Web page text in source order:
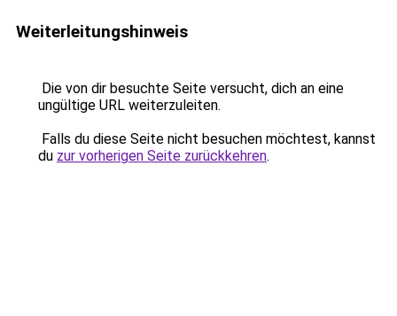
Weiterleitungshinweis
Die von dir besuchte Seite versucht, dich an eine
ungültige URL weiterzuleiten.
Falls du diese Seite nicht besuchen möchtest, kannst
du zur vorherigen Seite zurückkehren.